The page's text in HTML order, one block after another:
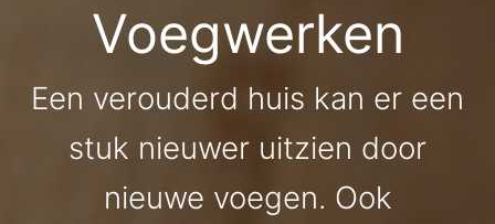
Voegwerken
Een verouderd huis kan er een
stuk nieuwer uitzien door
nieuwe voegen. Ook